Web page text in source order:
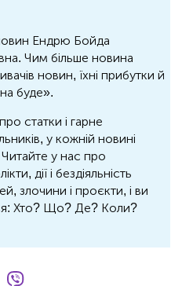
Ендрю Бойда
Чим більше новина
новин, їхні прибутки й
буде».
статки і гарне
у кожній новині
у нас про
дії і бездіяльність
злочини і проєкти, і ви
Хто? Що? Де? Коли?